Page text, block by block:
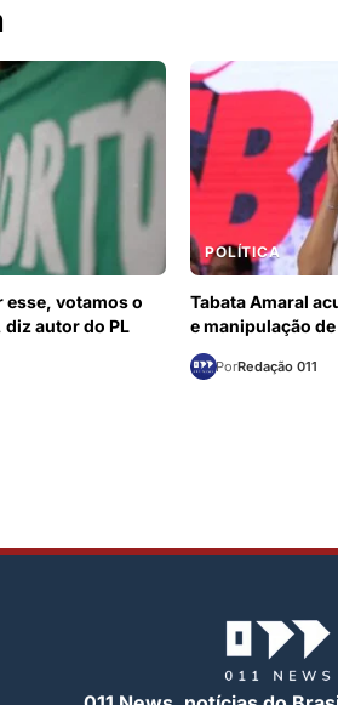
esse, votamos o
autor do PL
POLÍTICA
Tabata Amaral
e manipulação
PorRedação 011